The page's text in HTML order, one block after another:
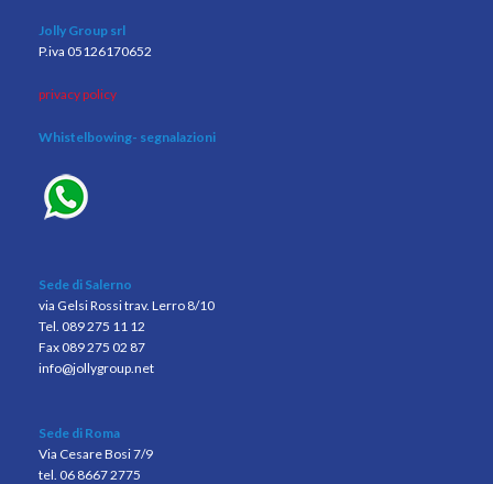
Jolly Group srl
P.iva 05126170652
privacy policy
Whistelbowing- segnalazioni
Sede di Salerno
via Gelsi Rossi trav. Lerro 8/10
Tel. 089 275 11 12
Fax 089 275 02 87
info@jollygroup.net
Sede di Roma
Via Cesare Bosi 7/9
tel. 06 8667 2775